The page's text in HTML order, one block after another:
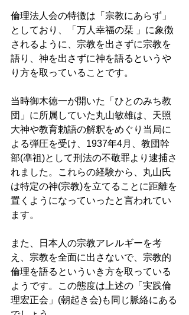
倫理法人会の特徴は「宗教にあらず」
としており、「万人幸福の栞 」に象徴
されるように、宗教を出さずに宗教を
語り、神を出さずに神を語るというや
り方を取っていることです。
当時御木徳一が開いた「ひとのみち教
団」に所属していた丸山敏雄は、天照
大神や教育勅語の解釈をめぐり当局に
よる弾圧を受け、1937年4月、教団幹
部(凖祖)として刑法の不敬罪より逮捕さ
れました。これらの経験から、丸山氏
は特定の神(宗教)を立てることに距離を
置くようになっていったと言われてい
ます。
また、日本人の宗教アレルギーを考
え、宗教を全面に出さないで、宗教的
倫理を語るといういき方を取っている
ようです。この態度は上述の「実践倫
理宏正会」(朝起き会)も同じ脈絡にある